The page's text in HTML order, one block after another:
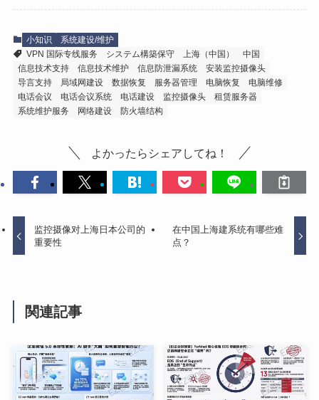
小知识
系统建设/维护
VPN 国际专线服务
システム構築保守 上海（中国）
中国
信息技术支持
信息技术维护 信息防泄漏系统
安装监控摄像头
导言支持
局域网建设 数据恢复 服务器管理 电脑恢复
电脑维修
电话会议
电话会议系统 电话建设 监控摄像头
租赁服务器
系统维护服务
网络建设 防火墙结构
よかったらシェアしてね！
监控摄像对上海日本公司的
重要性
在中国上海建系统有哪些难
点？
関連記事